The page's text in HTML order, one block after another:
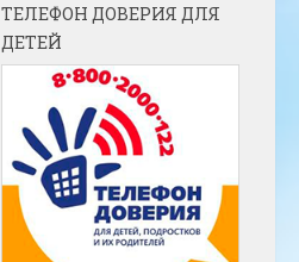
ТЕЛЕФОН ДОВЕРИЯ ДЛЯ
ДЕТЕЙ